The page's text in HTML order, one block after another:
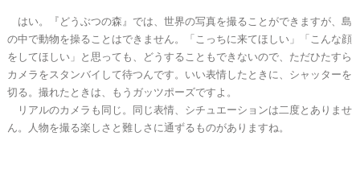
はい。『どうぶつの森』では、世界の写真を撮ることができますが、島
の中で動物を操ることはできません。「こっちに来てほしい」「こんな顔
をしてほしい」と思っても、どうすることもできないので、ただひたすら
カメラをスタンバイして待つんです。いい表情したときに、シャッターを
切る。撮れたときは、もうガッツポーズですよ。
リアルのカメラも同じ。同じ表情、シチュエーションは二度とありませ
ん。人物を撮る楽しさと難しさに通ずるものがありますね。